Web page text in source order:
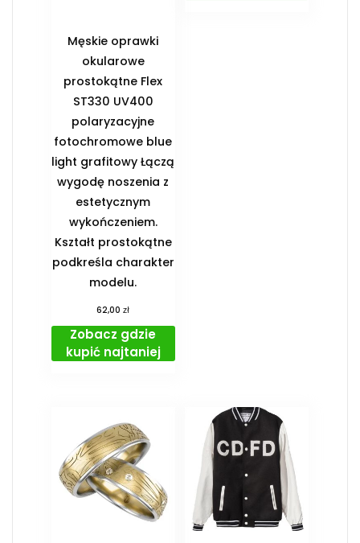
Męskie oprawki
okularowe
prostokątne Flex
ST330 UV400
polaryzacyjne
fotochromowe blue
light grafitowy Łączą
wygodę noszenia z
estetycznym
wykończeniem.
Kształt prostokątne
podkreśla charakter
modelu.
62,00zł
Zobacz gdzie
kupić najtaniej